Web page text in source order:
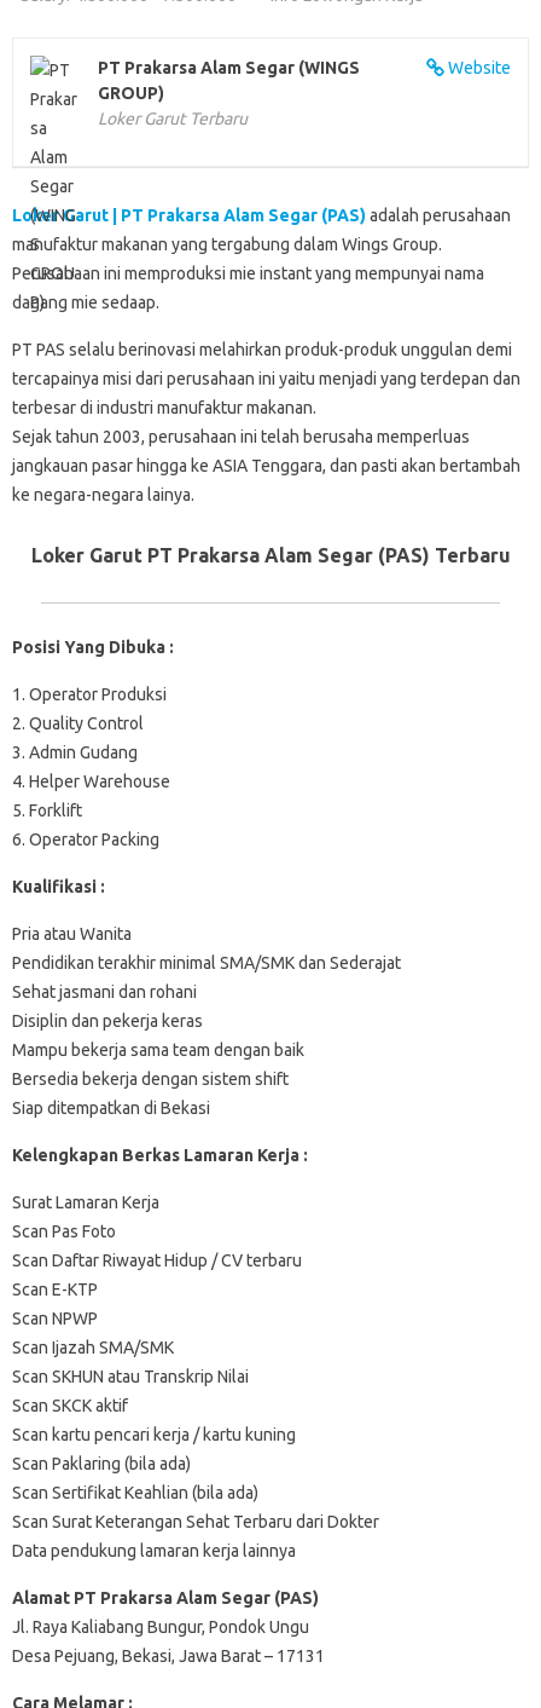
Website
PT Prakarsa Alam Segar (WINGS
GROUP)
Loker Garut Terbaru
Loker Garut | PT Prakarsa Alam Segar (PAS)adalah perusahaan
manufaktur makanan yang tergabung dalam Wings Group.
Perusahaan ini memproduksi mie instant yang mempunyai nama
dagang mie sedaap.
PT PAS selalu berinovasi melahirkan produk-produk unggulan demi
tercapainya misi dari perusahaan ini yaitu menjadi yang terdepan dan
terbesar di industri manufaktur makanan.
Sejak tahun 2003, perusahaan ini telah berusaha memperluas
jangkauan pasar hingga ke ASIA Tenggara, dan pasti akan bertambah
ke negara-negara lainya.
Loker Garut PT Prakarsa Alam Segar (PAS) Terbaru
Posisi Yang Dibuka :
1. Operator Produksi
2. Quality Control
3. Admin Gudang
4. Helper Warehouse
5. Forklift
6. Operator Packing
Kualifikasi :
Pria atau Wanita
Pendidikan terakhir minimal SMA/SMK dan Sederajat
Sehat jasmani dan rohani
Disiplin dan pekerja keras
Mampu bekerja sama team dengan baik
Bersedia bekerja dengan sistem shift
Siap ditempatkan di Bekasi
Kelengkapan Berkas Lamaran Kerja :
Surat Lamaran Kerja
Scan Pas Foto
Scan Daftar Riwayat Hidup / CV terbaru
Scan E-KTP
Scan NPWP
Scan Ijazah SMA/SMK
Scan SKHUN atau Transkrip Nilai
Scan SKCK aktif
Scan kartu pencari kerja / kartu kuning
Scan Paklaring (bila ada)
Scan Sertifikat Keahlian (bila ada)
Scan Surat Keterangan Sehat Terbaru dari Dokter
Data pendukung lamaran kerja lainnya
Alamat PT Prakarsa Alam Segar (PAS)
Jl. Raya Kaliabang Bungur, Pondok Ungu
Desa Pejuang, Bekasi, Jawa Barat – 17131
Cara Melamar :